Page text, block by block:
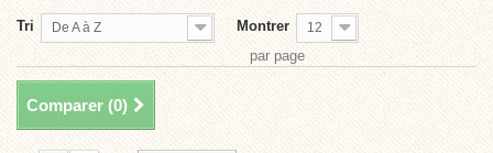
Tri De A à Z Montrer 12
par page
Comparer (0)